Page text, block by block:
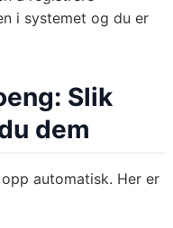
i systemet og du er
Slik
dem
automatisk. Her er